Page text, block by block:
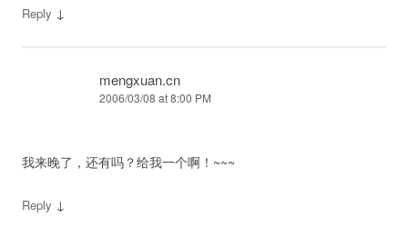
Reply ↓
mengxuan.cn
2006/03/08 at 8:00 PM
我来晚了，还有吗？给我一个啊！~~~
Reply ↓